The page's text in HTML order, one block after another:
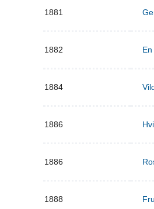
1881
1882
1884
1886
1886
1888